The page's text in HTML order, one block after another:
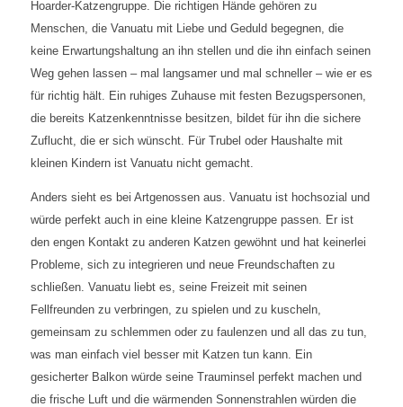
Hoarder-Katzengruppe. Die richtigen Hände gehören zu
Menschen, die Vanuatu mit Liebe und Geduld begegnen, die
keine Erwartungshaltung an ihn stellen und die ihn einfach seinen
Weg gehen lassen – mal langsamer und mal schneller – wie er es
für richtig hält. Ein ruhiges Zuhause mit festen Bezugspersonen,
die bereits Katzenkenntnisse besitzen, bildet für ihn die sichere
Zuflucht, die er sich wünscht. Für Trubel oder Haushalte mit
kleinen Kindern ist Vanuatu nicht gemacht.
Anders sieht es bei Artgenossen aus. Vanuatu ist hochsozial und
würde perfekt auch in eine kleine Katzengruppe passen. Er ist
den engen Kontakt zu anderen Katzen gewöhnt und hat keinerlei
Probleme, sich zu integrieren und neue Freundschaften zu
schließen. Vanuatu liebt es, seine Freizeit mit seinen
Fellfreunden zu verbringen, zu spielen und zu kuscheln,
gemeinsam zu schlemmen oder zu faulenzen und all das zu tun,
was man einfach viel besser mit Katzen tun kann. Ein
gesicherter Balkon würde seine Trauminsel perfekt machen und
die frische Luft und die wärmenden Sonnenstrahlen würden die